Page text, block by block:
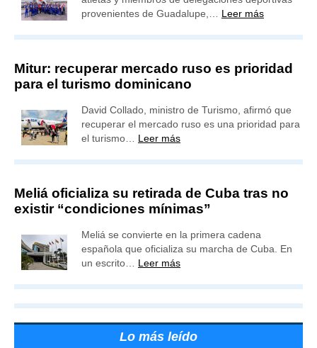
provenientes de Guadalupe,… Leer más
Mitur: recuperar mercado ruso es prioridad
para el turismo dominicano
David Collado, ministro de Turismo, afirmó que
recuperar el mercado ruso es una prioridad para
el turismo… Leer más
Meliá oficializa su retirada de Cuba tras no
existir “condiciones mínimas”
Meliá se convierte en la primera cadena
española que oficializa su marcha de Cuba. En
un escrito… Leer más
Lo más leído